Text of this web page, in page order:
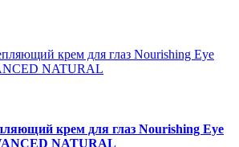
крем для глаз Nourishing Eye
NATURAL